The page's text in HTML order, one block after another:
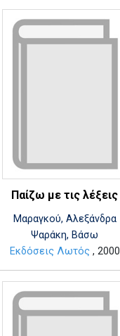
Παίζω με τις λέξεις
Μαραγκού, Αλεξάνδρα
Ψαράκη, Βάσω
Εκδόσεις Λωτός , 2000